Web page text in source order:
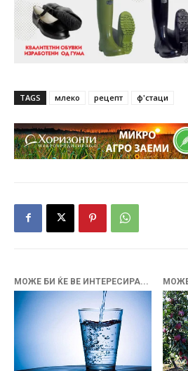
TAGS млеко рецепт ф'стаци
МОЖЕ БИ ЌЕ ВЕ ИНТЕРЕСИРА... МОЖЕ